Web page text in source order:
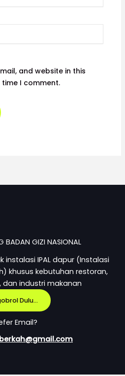
and website in this
I comment.
BADAN GIZI NASIONAL
instalasi IPAL dapur (Instalasi
khusus kebutuhan restoran,
dan industri makanan
Dulu...
Email?